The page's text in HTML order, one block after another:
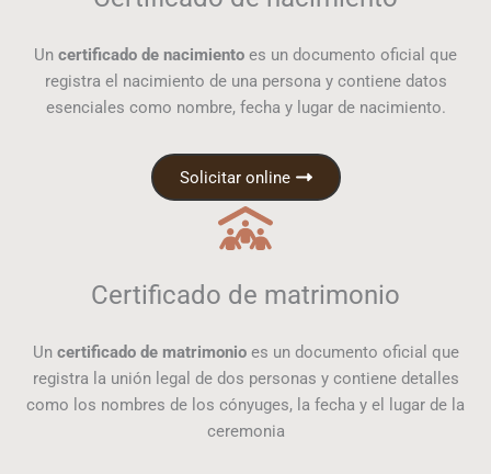
Un certificado de nacimiento es un documento oficial que
registra el nacimiento de una persona y contiene datos
esenciales como nombre, fecha y lugar de nacimiento.
Solicitar online
Certificado de matrimonio
Un certificado de matrimonioes un documento oficial que
registra la unión legal de dos personas y contiene detalles
como los nombres de los cónyuges, la fecha y el lugar de la
ceremonia